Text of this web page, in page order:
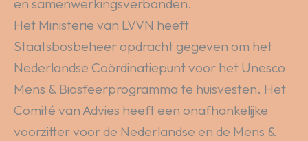
en samenwerkingsverbanden.
Het Ministerie van LVVN heeft
Staatsbosbeheer opdracht gegeven om het
Nederlandse Coördinatiepunt voor het Unesco
Mens & Biosfeerprogramma te huisvesten. Het
Comité van Advies heeft een onafhankelijke
voorzitter voor de Nederlandse en de Mens &